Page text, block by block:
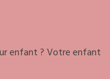
enfant ? Votre enfant